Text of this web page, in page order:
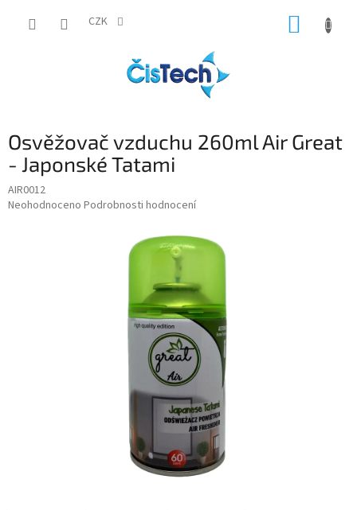
CZK
Osvěžovač vzduchu 260ml Air Great
- Japonské Tatami
AIR0012
Průměrné
Neohodnoceno Podrobnosti hodnocení